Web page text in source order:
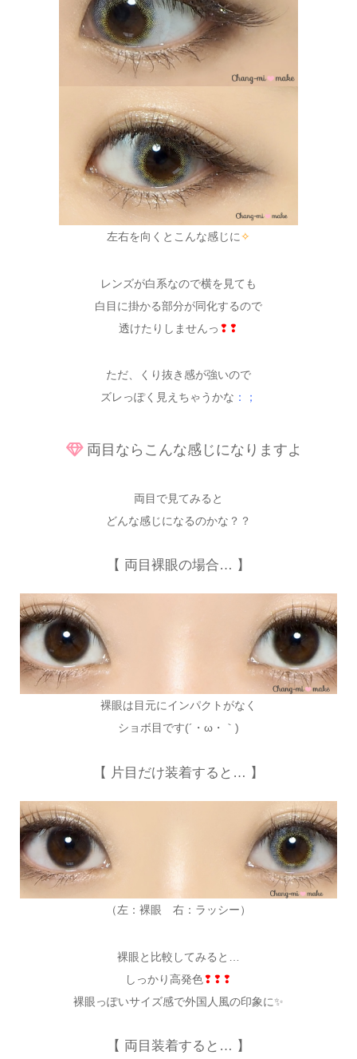
左右を向くとこんな感じに✧
レンズが白系なので横を見ても
白目に掛かる部分が同化するので
透けたりしませんっ ❢❢
ただ、くり抜き感が強いので
ズレっぽく見えちゃうかな ：；
両目ならこんな感じになりますよ
両目で見てみると
どんな感じになるのかな？？
【 両目裸眼の場合… 】
裸眼は目元にインパクトがなく
ショボ目です(´・ω・｀)
【 片目だけ装着すると… 】
（左：裸眼 右：ラッシー）
裸眼と比較してみると…
しっかり高発色❢❢❢
裸眼っぽいサイズ感で外国人風の印象に✨
【 両目装着すると… 】